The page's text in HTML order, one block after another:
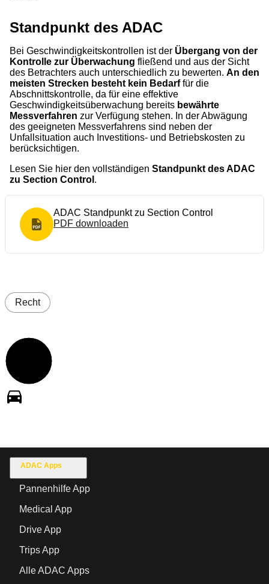
Standpunkt des ADAC
Bei Geschwindigkeitskontrollen ist der Übergang von der
Kontrolle zur Überwachung fließend und aus der Sicht
des Betrachters auch unterschiedlich zu bewerten. An den
meisten Strecken besteht kein Bedarffür die
Abschnittskontrolle, da für eine effektive
Geschwindigkeitsüberwachung bereits bewährte
Messverfahren zur Verfügung stehen. In der Abwägung
des geeigneten Messverfahrens sind neben der
Unfallsituation auch Investitions- und Betriebskosten zu
berücksichtigen.
Lesen Sie hier den vollständigen Standpunkt des ADAC
zu Section Control .
PDF Format
ADAC Standpunkt zu Section Control
PDF downloaden
Recht
ADAC Apps
Pannenhilfe App
Medical App
Drive App
Trips App
Alle ADAC Apps